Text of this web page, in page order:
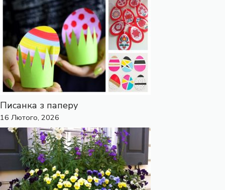
Писанка з паперу
16 Лютого, 2026